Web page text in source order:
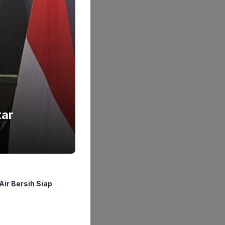
Bersih Siap